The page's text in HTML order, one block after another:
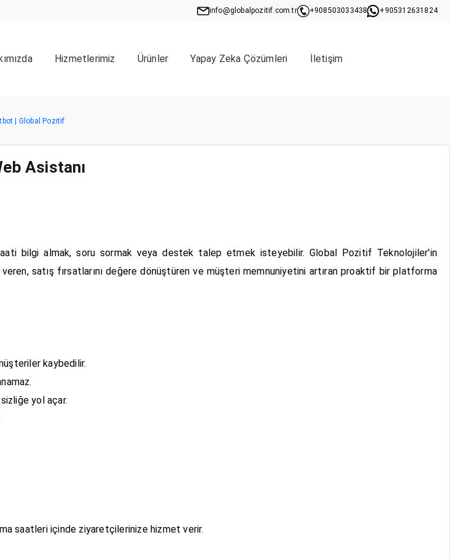
info@globalpozitif.com.tr +908503033438 +905312631824
Hizmetlerimiz Ürünler Yapay Zeka Çözümleri İletişim
| Global Pozitif
Asistanı
bilgi almak, soru sormak veya destek talep etmek isteyebilir. Global Pozitif Teknolojiler'in
satış fırsatlarını değere dönüştüren ve müşteri memnuniyetini artıran proaktif bir platforma
kaybedilir.
yol açar.
saatleri içinde ziyaretçilerinize hizmet verir.